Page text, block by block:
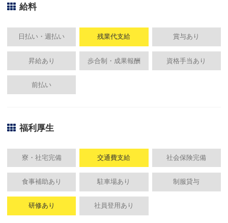
給料
日払い・週払い 残業代支給 賞与あり
昇給あり 歩合制・成果報酬 資格手当あり
前払い
福利厚生
寮・社宅完備 交通費支給 社会保険完備
食事補助あり 駐車場あり 制服貸与
研修あり 社員登用あり